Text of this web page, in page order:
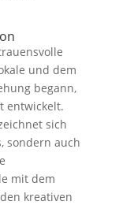
und dem
begann,
entwickelt.
sich
sondern auch
mit dem
kreativen